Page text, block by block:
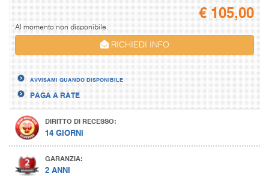
€105,00
Al momento non disponibile.
RICHIEDI INFO
AVVISAMI QUANDO DISPONIBILE
PAGA A RATE
DIRITTO DI RECESSO:
14 GIORNI
GARANZIA:
2 ANNI